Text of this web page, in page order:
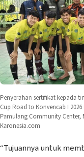
Penyerahan sertifikat kepada
Cup Road to Konvencab I
Pamulang Community Center,
Karonesia.com
“Tujuannya untuk